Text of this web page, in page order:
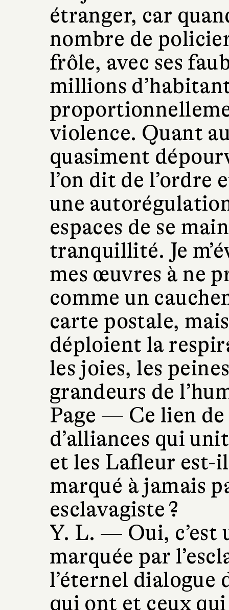
étranger, car
nombre de
frôle, avec ses
millions
violence. Quant
quasiment
l’on dit de l’ordre
une
espaces de se
tranquillité. Je
mes œuvres à ne
comme un
carte postale,
déploient la
les joies, les
grandeurs de
Page — Ce lien
d’alliances qui
et les Lafleur est-
marqué à jamais
esclavagiste ?
Y. L. — Oui, c’est
marquée par
l’éternel dialogue
qui ont et ceux qui